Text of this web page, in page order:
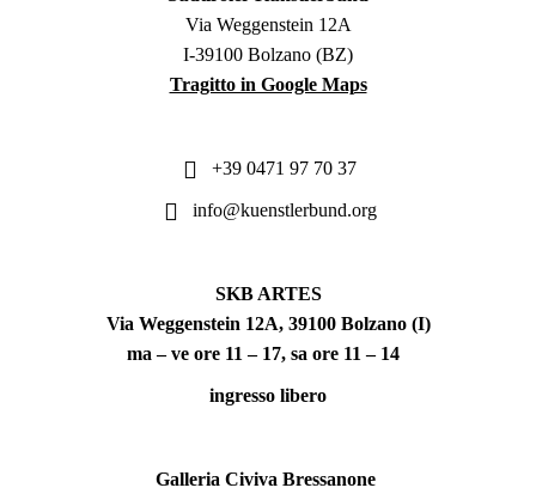
Via Weggenstein 12A
I-39100 Bolzano (BZ)
Tragitto in Google Maps
+39 0471 97 70 37
info@kuenstlerbund.org
SKB ARTES
Via Weggenstein 12A, 39100 Bolzano (I)
ma – ve ore 11 – 17, sa ore 11 – 14
ingresso libero
Galleria Civiva Bressanone